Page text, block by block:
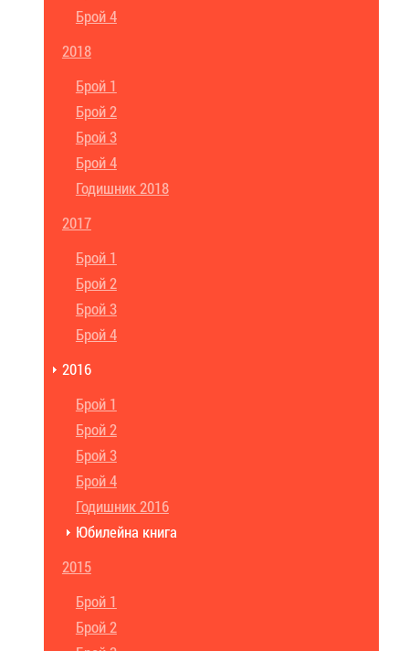
Брой 4
2018
Брой 1
Брой 2
Брой 3
Брой 4
Годишник 2018
2017
Брой 1
Брой 2
Брой 3
Брой 4
2016
Брой 1
Брой 2
Брой 3
Брой 4
Годишник 2016
Юбилейна книга
2015
Брой 1
Брой 2